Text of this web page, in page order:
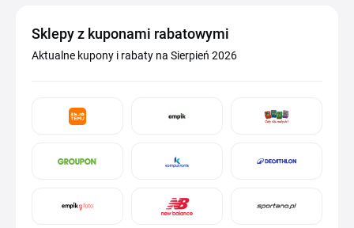
Sklepy z kuponami rabatowymi
Aktualne kupony i rabaty na Sierpień 2026